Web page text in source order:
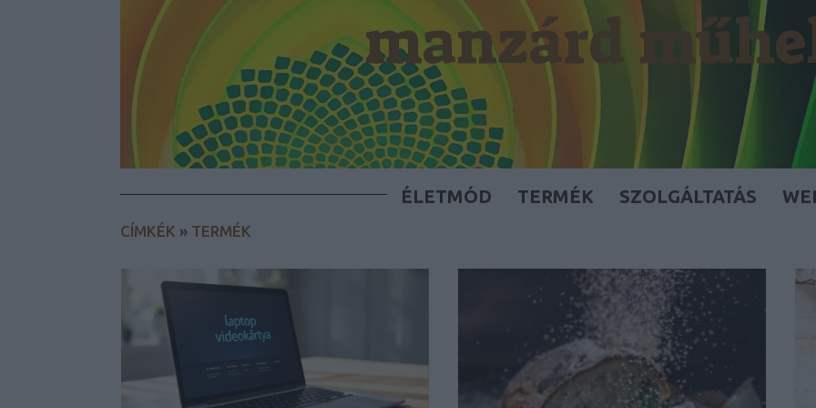
manzárd
ÉLETMÓD TERMÉK SZOLGÁLTATÁS
CÍMKÉK » TERMÉK